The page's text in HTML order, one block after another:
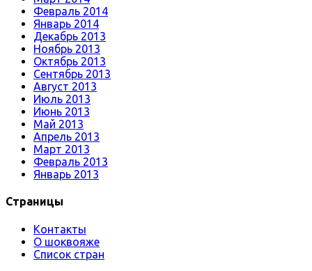
Февраль 2014
Январь 2014
Декабрь 2013
Ноябрь 2013
Октябрь 2013
Сентябрь 2013
Август 2013
Июль 2013
Июнь 2013
Май 2013
Апрель 2013
Март 2013
Февраль 2013
Январь 2013
Страницы
Контакты
О шоквояже
Список стран